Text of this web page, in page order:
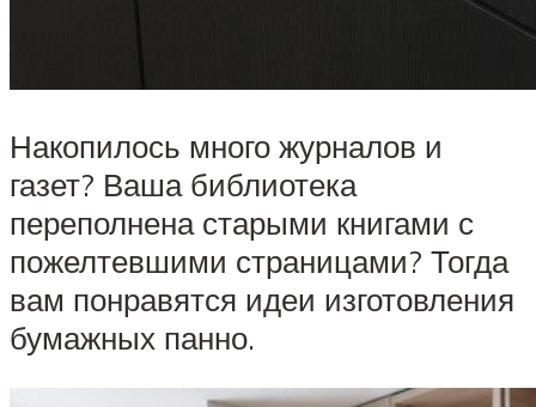
Накопилось много журналов и
газет? Ваша библиотека
переполнена старыми книгами с
пожелтевшими страницами? Тогда
вам понравятся идеи изготовления
бумажных панно.